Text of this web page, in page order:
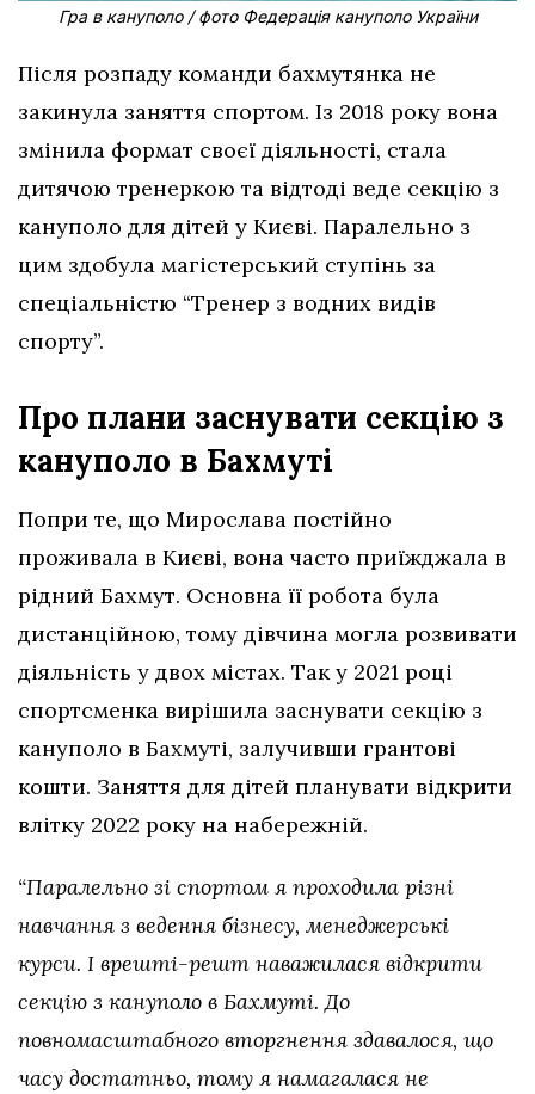
Гра в кануполо / фото Федерація кануполо України
Після розпаду команди бахмутянка не
закинула заняття спортом. Із 2018 року вона
змінила формат своєї діяльності, стала
дитячою тренеркою та відтоді веде секцію з
кануполо для дітей у Києві. Паралельно з
цим здобула магістерський ступінь за
спеціальністю “Тренер з водних видів
спорту”.
Про плани заснувати секцію з
кануполо в Бахмуті
Попри те, що Мирослава постійно
проживала в Києві, вона часто приїжджала в
рідний Бахмут. Основна її робота була
дистанційною, тому дівчина могла розвивати
діяльність у двох містах. Так у 2021 році
спортсменка вирішила заснувати секцію з
кануполо в Бахмуті, залучивши грантові
кошти. Заняття для дітей планувати відкрити
влітку 2022 року на набережній.
“Паралельно зі спортом я проходила різні
навчання з ведення бізнесу, менеджерські
курси. І врешті-решт наважилася відкрити
секцію з кануполо в Бахмуті. До
повномасштабного вторгнення здавалося, що
часу достатньо, тому я намагалася не